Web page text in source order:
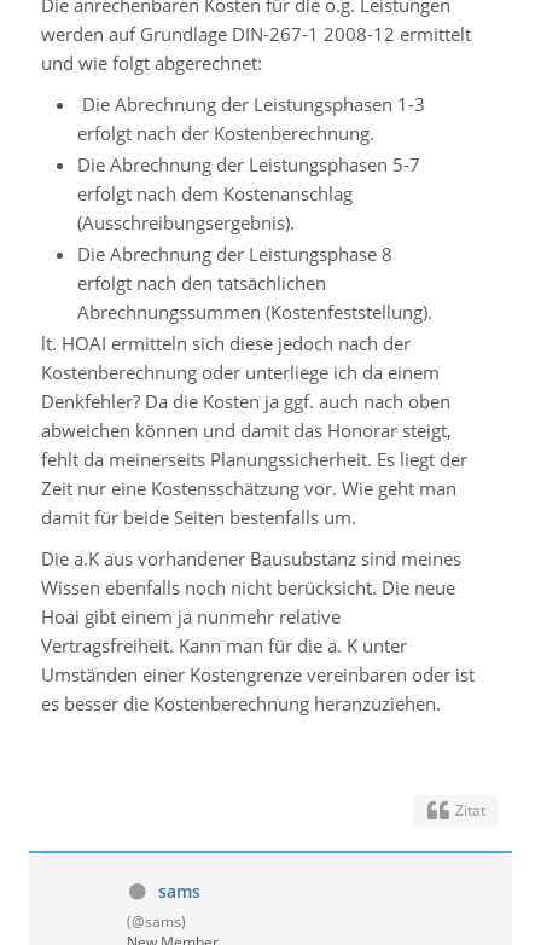
Die anrechenbaren Kosten für die o.g. Leistungen
werden auf Grundlage DIN-267-1 2008-12 ermittelt
und wie folgt abgerechnet:
Die Abrechnung der Leistungsphasen 1-3
erfolgt nach der Kostenberechnung.
Die Abrechnung der Leistungsphasen 5-7
erfolgt nach dem Kostenanschlag
(Ausschreibungsergebnis).
Die Abrechnung der Leistungsphase 8
erfolgt nach den tatsächlichen
Abrechnungssummen (Kostenfeststellung).
lt. HOAI ermitteln sich diese jedoch nach der
Kostenberechnung oder unterliege ich da einem
Denkfehler? Da die Kosten ja ggf. auch nach oben
abweichen können und damit das Honorar steigt,
fehlt da meinerseits Planungssicherheit. Es liegt der
Zeit nur eine Kostensschätzung vor. Wie geht man
damit für beide Seiten bestenfalls um.
Die a.K aus vorhandener Bausubstanz sind meines
Wissen ebenfalls noch nicht berücksicht. Die neue
Hoai gibt einem ja nunmehr relative
Vertragsfreiheit. Kann man für die a. K unter
Umständen einer Kostengrenze vereinbaren oder ist
es besser die Kostenberechnung heranzuziehen.
Zitat
sams
(@sams)